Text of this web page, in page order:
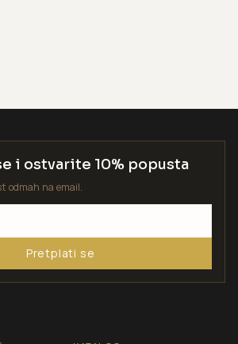
i ostvarite 10% popusta
odmah na email.
Pretplati se